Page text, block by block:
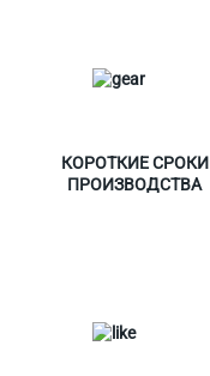
КОРОТКИЕ СРОКИ
ПРОИЗВОДСТВА